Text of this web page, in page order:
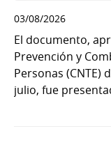
03/08/2026
El documento,
Prevención y
Personas (CNTE)
julio, fue